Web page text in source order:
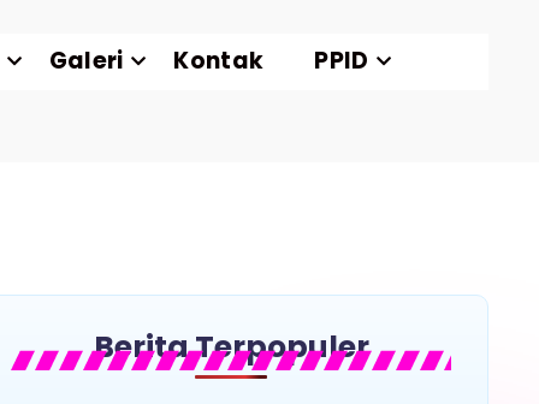
Galeri Kontak PPID
Berita Terpopuler